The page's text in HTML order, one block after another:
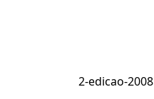
2-edicao-2008